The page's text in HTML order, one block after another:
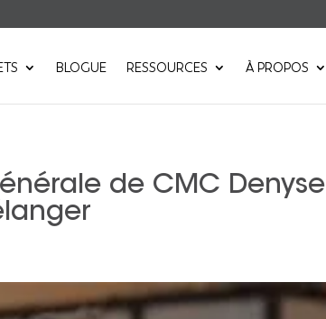
BLOGUE RESSOURCES À PROPOS
de CMC Denyse